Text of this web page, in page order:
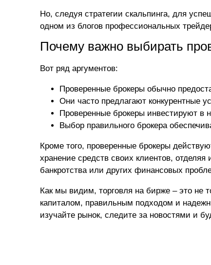
Но, следуя стратегии скальпинга, для
одном из блогов профессиональных
Почему важно выбирать
Вот ряд аргументов:
Проверенные брокеры обычно
Они часто предлагают конкурентные
Проверенные брокеры инвестируют в
Выбор правильного брокера
Кроме того, проверенные брокеры
хранение средств своих клиентов, отделяя
банкротства или других финансовых
Как мы видим, торговля на бирже – это не
капиталом, правильным подходом и
изучайте рынок, следите за новостями и